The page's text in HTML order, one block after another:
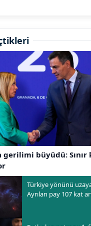
gerilimi büyüdü:
Türkiye yönünü
Ayrılan pay 107 kat